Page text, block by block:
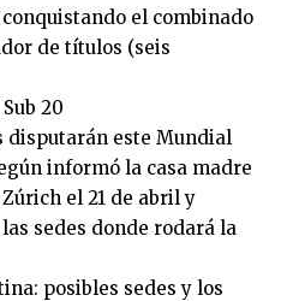
el combinado
de títulos (seis
20
disputarán este Mundial
informó la casa madre
el 21 de abril y
sedes donde rodará la
posibles sedes y los